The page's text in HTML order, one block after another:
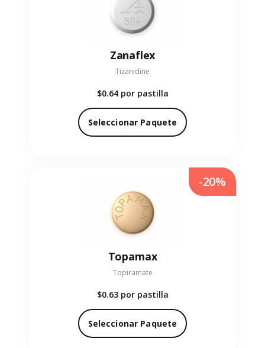
Zanaflex
Tizanidine
$0.64 por pastilla
Seleccionar Paquete
Topamax
Topiramate
$0.63 por pastilla
Seleccionar Paquete
-20%